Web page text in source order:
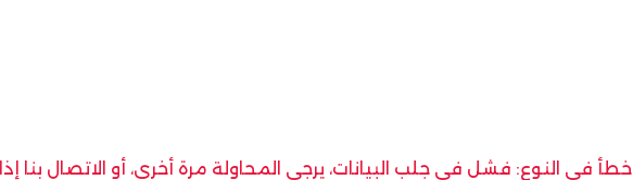
خطأ في النوع: فشل في جلب البيانات، يرجى المحاولة مرة أخرى، أو الاتصال بنا